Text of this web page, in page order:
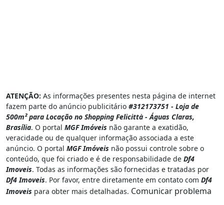
ATENÇÃO: As informações presentes nesta página de internet
fazem parte do anúncio publicitário #312173751 - Loja de
500m² para Locação no Shopping Felicittà - Águas Claras,
Brasília. O portal MGF Imóveis não garante a exatidão,
veracidade ou de qualquer informação associada a este
anúncio. O portal MGF Imóveis não possui controle sobre o
conteúdo, que foi criado e é de responsabilidade de Df4
Imoveis. Todas as informações são fornecidas e tratadas por
Df4 Imoveis. Por favor, entre diretamente em contato com Df4
Imoveis para obter mais detalhadas. Comunicar problema